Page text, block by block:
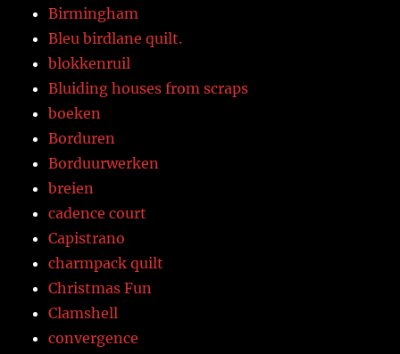
Birmingham
Bleu birdlane quilt.
blokkenruil
Bluiding houses from scraps
boeken
Borduren
Borduurwerken
breien
cadence court
Capistrano
charmpack quilt
Christmas Fun
Clamshell
convergence